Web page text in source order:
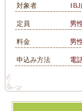
対象者
定員 男
料金 男
申込み方法 電